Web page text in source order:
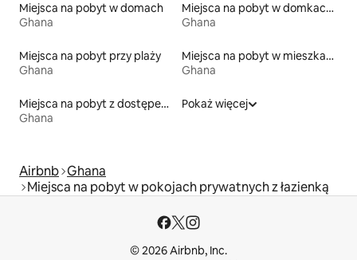
Miejsca na pobyt w domach
Ghana
Miejsca na pobyt w domkach gościnnych
Ghana
Miejsca na pobyt przy plaży
Ghana
Miejsca na pobyt w mieszkaniach
Ghana
Miejsca na pobyt z dostępem do jeziora
Ghana
Pokaż więcej
Airbnb Ghana
Miejsca na pobyt w pokojach prywatnych z łazienką
© 2026 Airbnb, Inc.